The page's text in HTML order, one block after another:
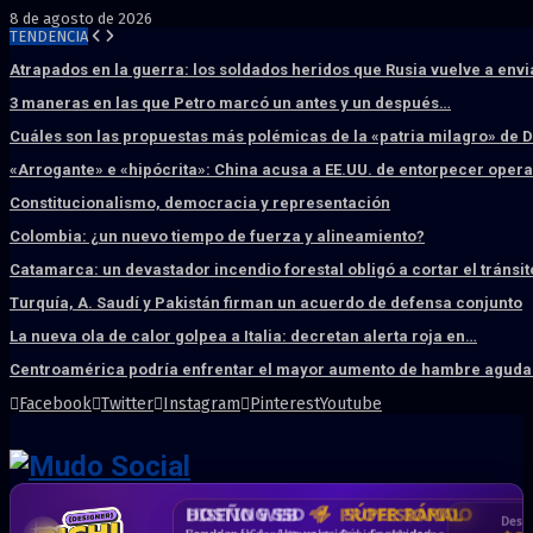
8 de agosto de 2026
TENDENCIA
Atrapados en la guerra: los soldados heridos que Rusia vuelve a
3 maneras en las que Petro marcó un antes y un después…
Cuáles son las propuestas más polémicas de la «patria milagro» de
«Arrogante» e «hipócrita»: China acusa a EE.UU. de entorpecer
Constitucionalismo, democracia y representación
Colombia: ¿un nuevo tiempo de fuerza y alineamiento?
Catamarca: un devastador incendio forestal obligó a cortar el
Turquía, A. Saudí y Pakistán firman un acuerdo de defensa conjunto
La nueva ola de calor golpea a Italia: decretan alerta roja en…
Centroamérica podría enfrentar el mayor aumento de hambre
Facebook Twitter Instagram PinterestYoutube
HOSTING SSD SÚPER RÁPIDO
DISEÑO WEB PROFESIONAL
CRM & DASHBOARD A MEDIDA
CORREO CORPORATIVO